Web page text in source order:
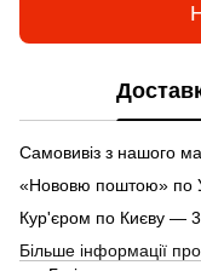
Самовивіз з нашого
«Нововю поштою» по
Кур'єром по Києву —
Більше інформації